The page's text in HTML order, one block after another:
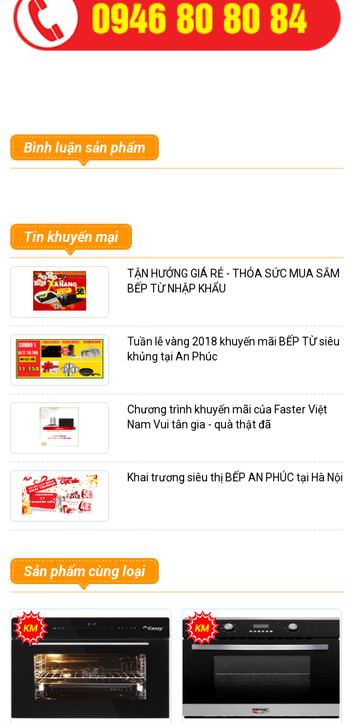
Bình luận sản phẩm
Tin khuyến mại
TẬN HƯỞNG GIÁ RẺ - THỎA SỨC MUA SẮM
BẾP TỪ NHẬP KHẨU
Tuần lễ vàng 2018 khuyến mãi BẾP TỪ siêu
khủng tại An Phúc
Chương trình khuyến mãi của Faster Việt
Nam Vui tân gia - quà thật đã
Khai trương siêu thị BẾP AN PHÚC tại Hà Nội
Sản phẩm cùng loại